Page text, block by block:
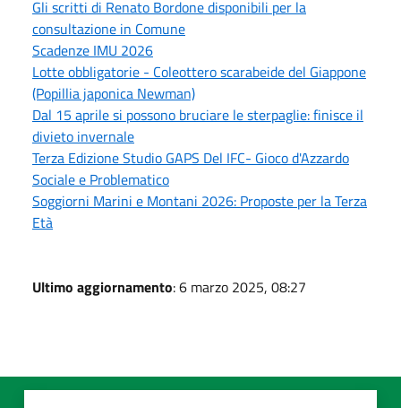
Gli scritti di Renato Bordone disponibili per la
consultazione in Comune
Scadenze IMU 2026
Lotte obbligatorie - Coleottero scarabeide del Giappone
(Popillia japonica Newman)
Dal 15 aprile si possono bruciare le sterpaglie: finisce il
divieto invernale
Terza Edizione Studio GAPS Del IFC- Gioco d'Azzardo
Sociale e Problematico
Soggiorni Marini e Montani 2026: Proposte per la Terza
Età
Ultimo aggiornamento: 6 marzo 2025, 08:27